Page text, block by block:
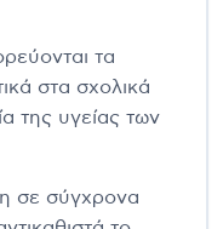
τα
στα σχολικά
της υγείας των
σε σύγχρονα